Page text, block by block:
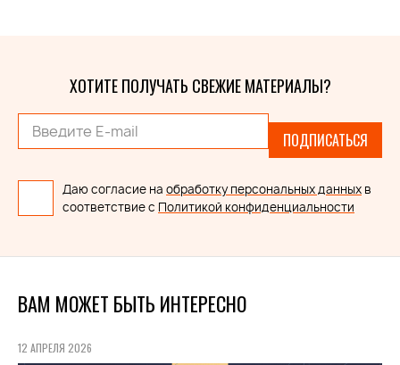
ХОТИТЕ ПОЛУЧАТЬ СВЕЖИЕ МАТЕРИАЛЫ?
ПОДПИСАТЬСЯ
Даю согласие на обработку персональных данных в
соответствие с Политикой конфиденциальности
ВАМ МОЖЕТ БЫТЬ ИНТЕРЕСНО
12 АПРЕЛЯ 2026